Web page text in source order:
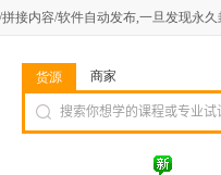
接内容/软件自动发布,一旦发现永久
货源 商家